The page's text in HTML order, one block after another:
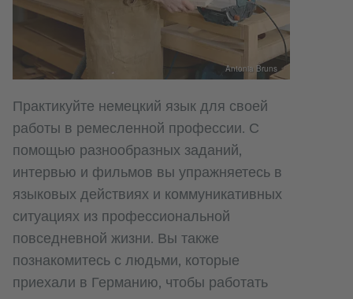
Antonia Bruns
Практикуйте немецкий язык для своей
работы в ремесленной профессии. С
помощью разнообразных заданий,
интервью и фильмов вы упражняетесь в
языковых действиях и коммуникативных
ситуациях из профессиональной
повседневной жизни. Вы также
познакомитесь с людьми, которые
приехали в Германию, чтобы работать